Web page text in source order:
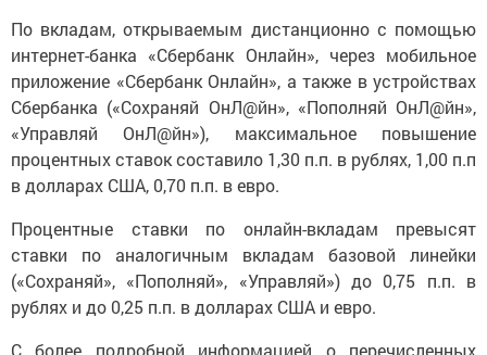
По вкладам, открываемым дистанционно с помощью
интернет-банка «Сбербанк Онлайн», через мобильное
приложение «Сбербанк Онлайн», а также в устройствах
Сбербанка («Сохраняй ОнЛ@йн», «Пополняй ОнЛ@йн»,
«Управляй ОнЛ@йн»), максимальное повышение
процентных ставок составило 1,30 п.п. в рублях, 1,00 п.п
в долларах США, 0,70 п.п. в евро.
Процентные ставки по онлайн-вкладам превысят
ставки по аналогичным вкладам базовой линейки
(«Сохраняй», «Пополняй», «Управляй») до 0,75 п.п. в
рублях и до 0,25 п.п. в долларах США и евро.